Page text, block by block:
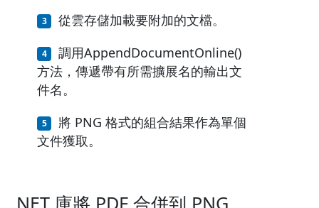
從雲存儲加載要附加的文檔。
調用AppendDocumentOnline()
方法，傳遞帶有所需擴展名的輸出文
件名。
將 PNG 格式的組合結果作為單個
文件獲取。
.NET 庫將 PDF 合併到 PNG